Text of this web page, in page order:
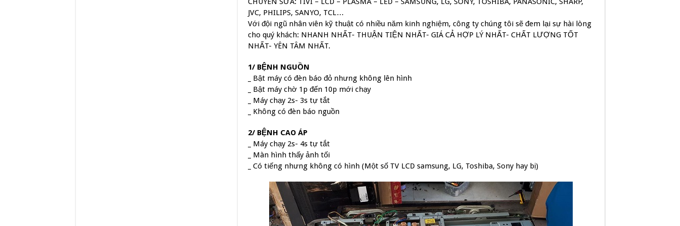
JVC, PHILIPS, SANYO, TCL…
Với đội ngũ nhân viên kỹ thuật có nhiều năm kinh nghiệm, công ty chúng tôi sẽ đem lại sự hài lòng
cho quý khách: NHANH NHẤT- THUẬN TIỆN NHẤT- GIÁ CẢ HỢP LÝ NHẤT- CHẤT LƯỢNG TỐT
NHẤT- YÊN TÂM NHẤT.
1/ BỆNH NGUỒN
_ Bật máy có đèn báo đỏ nhưng không lên hình
_ Bật máy chờ 1p đến 10p mới chạy
_ Máy chạy 2s- 3s tự tắt
_ Không có đèn báo nguồn
2/ BỆNH CAO ÁP
_ Máy chạy 2s- 4s tự tắt
_ Màn hình thấy ảnh tối
_ Có tiếng nhưng không có hình (Một số TV LCD samsung, LG, Toshiba, Sony hay bị)